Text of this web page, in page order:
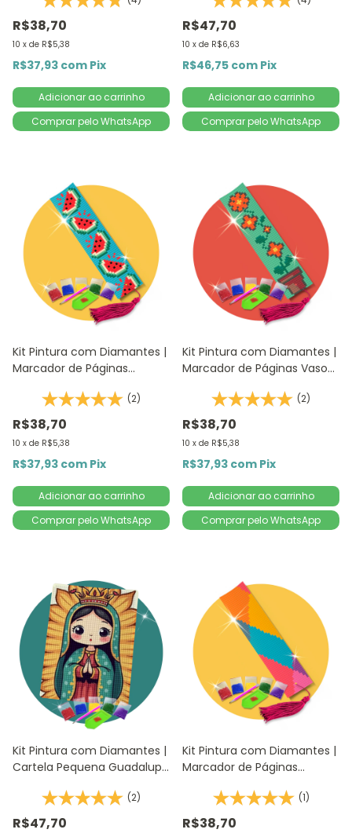
DIY
R$38,70
10 x de R$5,38
R$37,93 com Pix
Comprar pelo WhatsApp
5D D
R$47,70
10 x de R$6,63
R$46,75 com Pix
Comprar pelo WhatsApp
Kit Pintura com Diamantes |
Marcador de Páginas
Diamante Redondo |
Diamond Painting DIY
(2)
R$38,70
10 x de R$5,38
R$37,93 com Pix
Comprar pelo WhatsApp
Kit Pintura com Diamantes |
Marcador de Páginas Vaso
Diamante Redondo |
Diamond Painting 5D
(2)
R$38,70
10 x de R$5,38
R$37,93 com Pix
Comprar pelo WhatsApp
Kit Pintura com Diamantes |
Cartela Pequena Guadalupe
Redondo | Diamond Painting
5D D
(2)
R$47,70
Kit Pintura com Diamantes |
Marcador de Páginas
Diamante Redondo |
Diamond Painting DIY
(1)
R$38,70